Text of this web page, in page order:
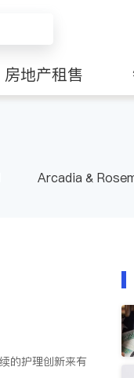
房地产租售
Arcadia &
的护理创新来有